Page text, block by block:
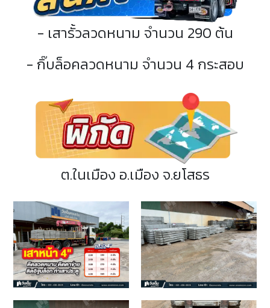
- เสารั้วลวดหนาม จำนวน 290 ต้น
- กิ๊บล็อคลวดหนาม จำนวน 4 กระสอบ
ต.ในเมือง อ.เมือง จ.ยโสธร